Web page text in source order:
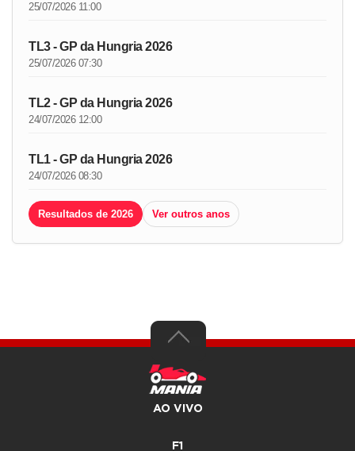
25/07/2026 11:00
TL3 - GP da Hungria 2026
25/07/2026 07:30
TL2 - GP da Hungria 2026
24/07/2026 12:00
TL1 - GP da Hungria 2026
24/07/2026 08:30
Resultados de 2026 Ver outros anos
AO VIVO
F1